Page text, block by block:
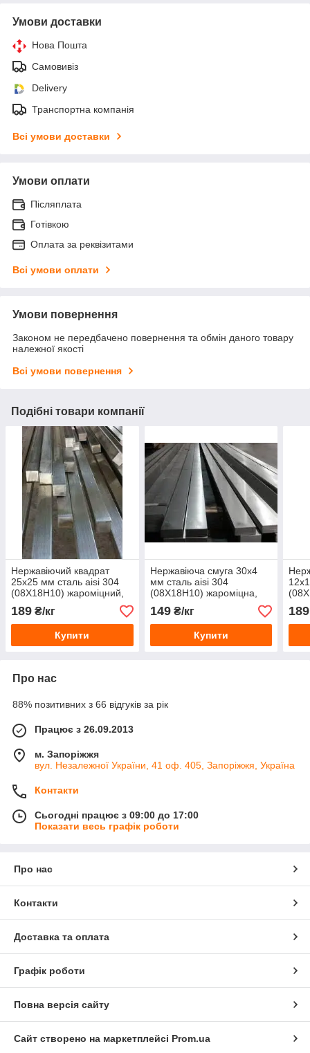
Умови доставки
Нова Пошта
Самовивіз
Delivery
Транспортна компанія
Всі умови доставки
Умови оплати
Післяплата
Готівкою
Оплата за реквізитами
Всі умови оплати
Умови повернення
Законом не передбачено повернення та обмін даного товару
належної якості
Всі умови повернення
Подібні товари компанії
Нержавіючий квадрат
25х25 мм сталь aisi 304
(08Х18Н10) жароміцний,
кислотостійкий
189 ₴/кг
Купити
Нержавіюча смуга 30x4
мм сталь aisi 304
(08Х18Н10) жароміцна,
кислотостійка
149₴/кг
Купити
189
Про нас
88% позитивних з 66 відгуків за рік
Працює з 26.09.2013
м. Запоріжжя
вул. Незалежної України, 41 оф. 405, Запоріжжя, Україна
Контакти
Сьогодні працює з 09:00 до 17:00
Показати весь графік роботи
Про нас
Контакти
Доставка та оплата
Графік роботи
Повна версія сайту
Сайт створено на маркетплейсі Prom.ua